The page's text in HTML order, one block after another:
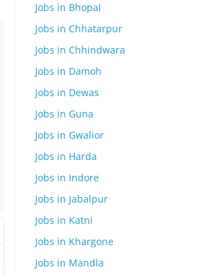
Jobs in Bhopal
Jobs in Chhatarpur
Jobs in Chhindwara
Jobs in Damoh
Jobs in Dewas
Jobs in Guna
Jobs in Gwalior
Jobs in Harda
Jobs in Indore
Jobs in Jabalpur
Jobs in Katni
Jobs in Khargone
Jobs in Mandla